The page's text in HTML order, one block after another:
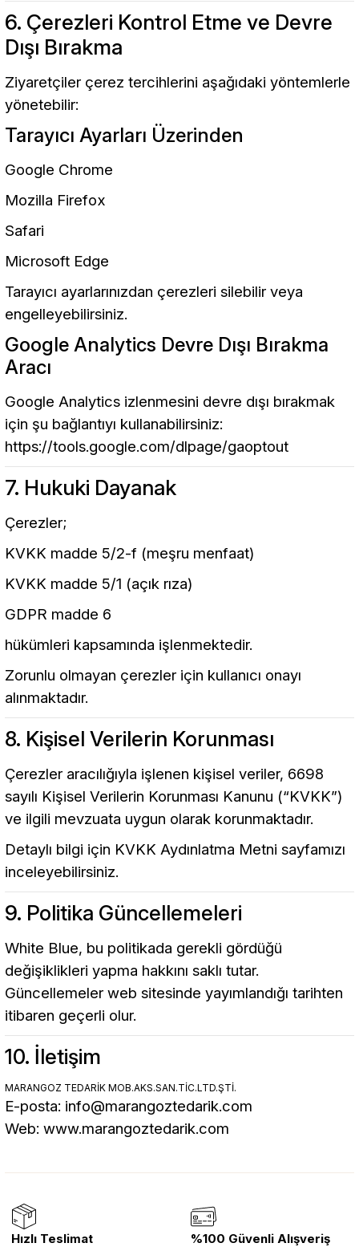
6. Çerezleri Kontrol Etme ve Devre
Dışı Bırakma
Ziyaretçiler çerez tercihlerini aşağıdaki yöntemlerle
yönetebilir:
Tarayıcı Ayarları Üzerinden
Google Chrome
Mozilla Firefox
Safari
Microsoft Edge
Tarayıcı ayarlarınızdan çerezleri silebilir veya
engelleyebilirsiniz.
Google Analytics Devre Dışı Bırakma
Aracı
Google Analytics izlenmesini devre dışı bırakmak
için şu bağlantıyı kullanabilirsiniz:
https://tools.google.com/dlpage/gaoptout
7. Hukuki Dayanak
Çerezler;
KVKK madde 5/2-f (meşru menfaat)
KVKK madde 5/1 (açık rıza)
GDPR madde 6
hükümleri kapsamında işlenmektedir.
Zorunlu olmayan çerezler için kullanıcı onayı
alınmaktadır.
8. Kişisel Verilerin Korunması
Çerezler aracılığıyla işlenen kişisel veriler, 6698
sayılı Kişisel Verilerin Korunması Kanunu (“KVKK”)
ve ilgili mevzuata uygun olarak korunmaktadır.
Detaylı bilgi için KVKK Aydınlatma Metni sayfamızı
inceleyebilirsiniz.
9. Politika Güncellemeleri
White Blue, bu politikada gerekli gördüğü
değişiklikleri yapma hakkını saklı tutar.
Güncellemeler web sitesinde yayımlandığı tarihten
itibaren geçerli olur.
10. İletişim
MARANGOZ TEDARİK MOB.AKS.SAN.TİC.LTD.ŞTİ.
E-posta: info@marangoztedarik.com
Web: www.marangoztedarik.com
Hızlı Teslimat %100 Güvenli Alışveriş